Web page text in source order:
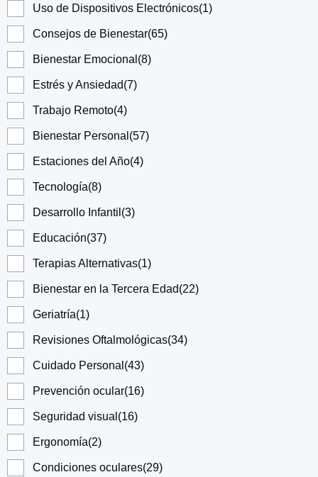
Uso de Dispositivos Electrónicos(1)
Consejos de Bienestar(65)
Bienestar Emocional (8)
Estrés y Ansiedad(7)
Trabajo Remoto(4)
Bienestar Personal (57)
Estaciones del Año(4)
Tecnología(8)
Desarrollo Infantil (3)
Educación(37)
Terapias Alternativas(1)
Bienestar en la Tercera Edad(22)
Geriatría(1)
Revisiones Oftalmológicas(34)
Cuidado Personal (43)
Prevención ocular(16)
Seguridad visual (16)
Ergonomía(2)
Condiciones oculares(29)